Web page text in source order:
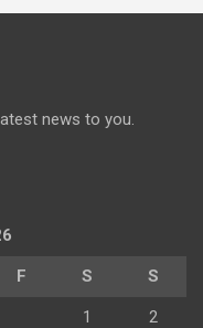
news to you.
F S S
1 2